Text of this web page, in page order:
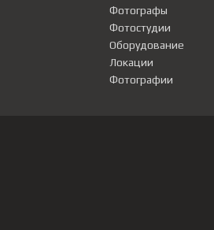
Фотографы
Фотостудии
Оборудование
Локации
Фотографии